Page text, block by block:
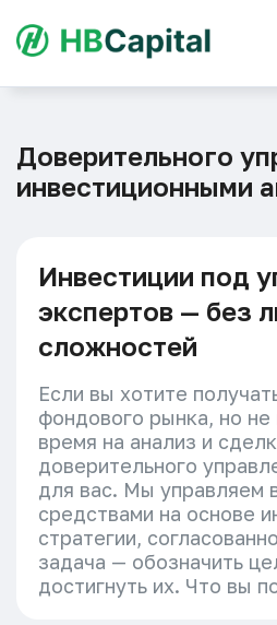
Доверительного
инвестиционными
Инвестиции под
экспертов — без
сложностей
Если вы хотите
фондового рынка, но не
время на анализ и
доверительного
для вас. Мы управляем
средствами на основе
стратегии,
задача — обозначить
достигнуть их. Что вы